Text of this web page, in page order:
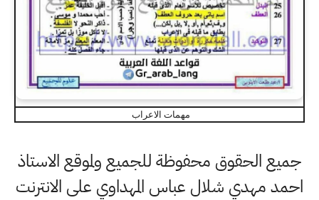
مهمات الاعراب
جميع الحقوق محفوظة للجميع ولموقع الاستاذ
احمد مهدي شلال عباس المهداوي على الانترنت